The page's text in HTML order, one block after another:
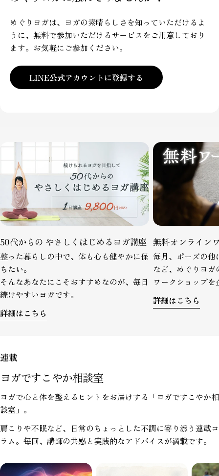
この記事をシェアする
コピー
めぐりヨガは、ヨガの素晴らしさを知っていただけるよ
うに、無料で参加いただけるサービスをご用意しており
ます。お気軽にご参加ください。
LINE公式アカウントに登録する
50代からの やさしくはじめるヨガ講座
整った暮らしの中で、体も心も健やかに保
ちたい。
そんなあなたにこそおすすめなのが、毎日
続けやすいヨガです。
詳細はこちら
無料オンライン
毎月、ポーズの他
など、めぐりヨ
ワークショップ
詳細はこちら
連載
ヨガですこやか相談室
ヨガで心と体を整えるヒントをお届けする「ヨガですこやか相
談室」。
肩こりや不眠など、日常のちょっとした不調に寄り添う連載コ
ラム。毎回、講師の共感と実践的なアドバイスが満載です。